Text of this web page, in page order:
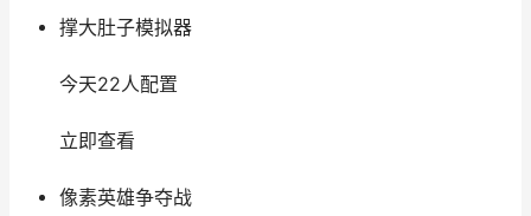
撑大肚子模拟器
今天22人配置
立即查看
像素英雄争夺战